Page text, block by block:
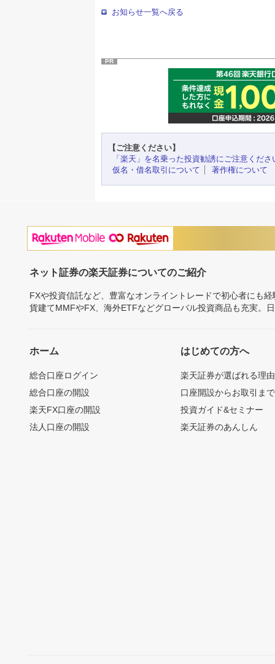
お知らせ一覧へ戻る
PR
【ご注意ください】
「楽天」を名乗った投資勧誘にご注意くださ
仮名・借名取引について
著作権について
ネット証券の楽天証券についてのご紹介
FXや投資信託など、豊富なオンライントレードで初心者にも
貨建てMMFやFX、海外ETFなどグローバル投資商品も充実。
ホーム
総合口座ログイン
総合口座の開設
楽天FX口座の開設
法人口座の開設
はじめての方へ
楽天証券が選ばれる理由
口座開設からお取引ま
投資ガイド&セミナー
楽天証券のあんしん